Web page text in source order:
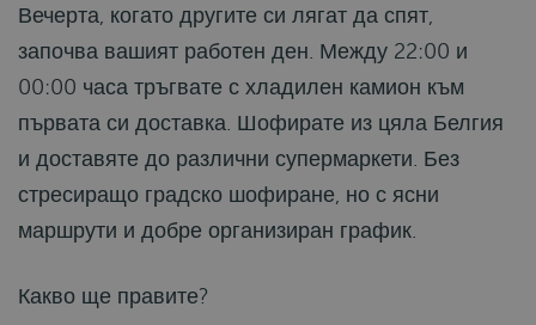
Вечерта, когато другите си лягат да спят,
започва вашият работен ден. Между 22:00 и
00:00 часа тръгвате с хладилен камион към
първата си доставка. Шофирате из цяла Белгия
и доставяте до различни супермаркети. Без
стресиращо градско шофиране, но с ясни
маршрути и добре организиран график.
Какво ще правите?